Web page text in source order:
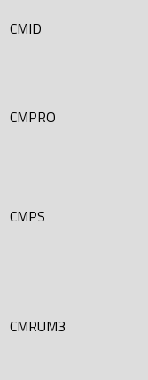
CMID
CMPRO
CMPS
CMRUM3